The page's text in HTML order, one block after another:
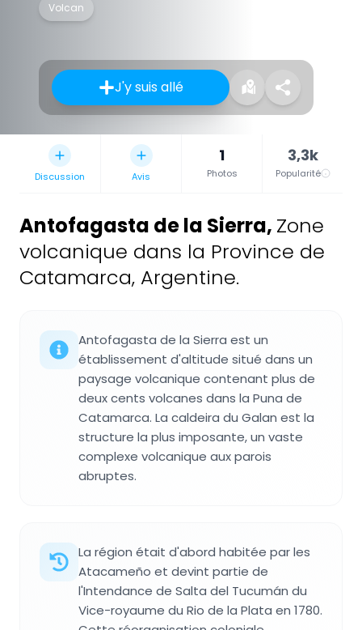
Volcan
J'y suis allé
Discussion Avis
1
Photos
3,3k
Popularité
Antofagasta de la Sierra, Zone
volcanique dans la Province de
Catamarca, Argentine.
Antofagasta de la Sierra est un
établissement d'altitude situé dans un
paysage volcanique contenant plus de
deux cents volcanes dans la Puna de
Catamarca. La caldeira du Galan est la
structure la plus imposante, un vaste
complexe volcanique aux parois
abruptes.
La région était d'abord habitée par les
Atacameño et devint partie de
l'Intendance de Salta del Tucumán du
Vice-royaume du Rio de la Plata en 1780.